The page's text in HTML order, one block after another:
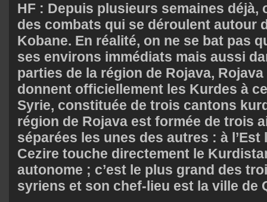
HF : Depuis plusieurs semaines déjà,
des combats qui se déroulent autour
Kobane. En réalité, on ne se bat pas
ses environs immédiats mais aussi
parties de la région de Rojava,
donnent officiellement les Kurdes à
Syrie, constituée de trois cantons
région de Rojava est formée de trois
séparées les unes des autres : à
Cezire touche directement le
autonome ; c’est le plus grand des
syriens et son chef-lieu est la ville de